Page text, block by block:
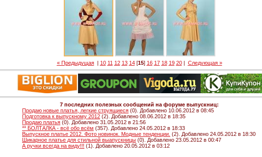
« Предыдущая| 10 11 12 13 14[15] 16 17 18 19 20| Следующая »
7 последних полезных сообщений на форуме выпускниц:
Продаю новые платья, легкие струящиеся (0). Добавлено 10.06.2012 в 08:45
Подготовка к выпускному 2012 (2). Добавлено 08.06.2012 в 18:35
Продаю платья (0). Добавлено 31.05.2012 в 21:56
** БОЛТАЛКА - всё обо всём (357). Добавлено 24.05.2012 в 18:33
Выпускное платье 2012. Фото новинок. Модные тенденции. (2). Добавлено 24.05.2012 в 18:30
Шикарное платье для стильной выапускницы (0). Добавлено 23.05.2012 в 00:47
А ручки всегда на виду!!! (1). Добавлено 20.05.2012 в 03:12